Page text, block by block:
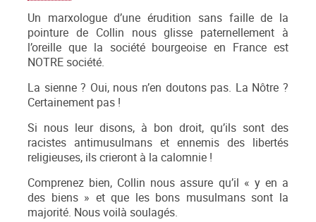
Un marxologue d’une érudition sans faille de la
pointure de Collin nous glisse paternellement à
l’oreille que la société bourgeoise en France est
NOTRE société.
La sienne ? Oui, nous n’en doutons pas. La Nôtre ?
Certainement pas !
Si nous leur disons, à bon droit, qu’ils sont des
racistes antimusulmans et ennemis des libertés
religieuses, ils crieront à la calomnie !
Comprenez bien, Collin nous assure qu’il « y en a
des biens » et que les bons musulmans sont la
majorité. Nous voilà soulagés.